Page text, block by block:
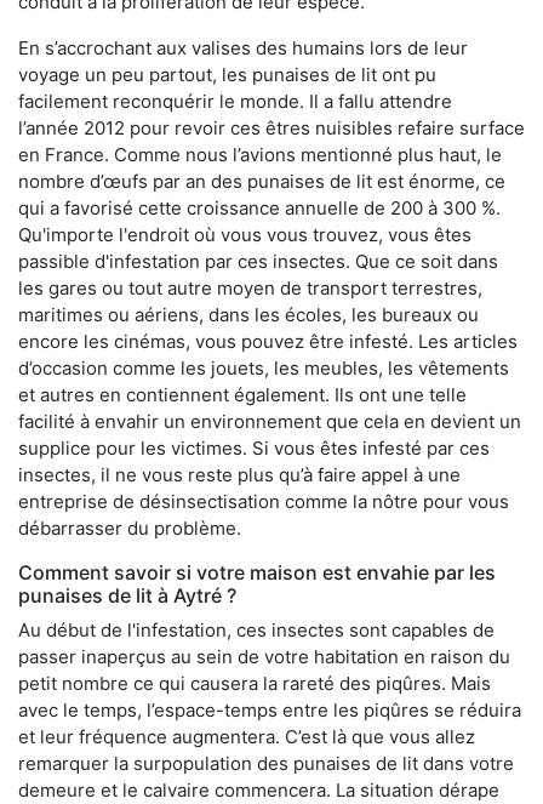
En s’accrochant aux valises des humains lors de leur
voyage un peu partout, les punaises de lit ont pu
facilement reconquérir le monde. Il a fallu attendre
l’année 2012 pour revoir ces êtres nuisibles refaire surface
en France. Comme nous l’avions mentionné plus haut, le
nombre d’œufs par an des punaises de lit est énorme, ce
qui a favorisé cette croissance annuelle de 200 à 300 %.
Qu'importe l'endroit où vous vous trouvez, vous êtes
passible d'infestation par ces insectes. Que ce soit dans
les gares ou tout autre moyen de transport terrestres,
maritimes ou aériens, dans les écoles, les bureaux ou
encore les cinémas, vous pouvez être infesté. Les articles
d’occasion comme les jouets, les meubles, les vêtements
et autres en contiennent également. Ils ont une telle
facilité à envahir un environnement que cela en devient un
supplice pour les victimes. Si vous êtes infesté par ces
insectes, il ne vous reste plus qu’à faire appel à une
entreprise de désinsectisation comme la nôtre pour vous
débarrasser du problème.
Comment savoir si votre maison est envahie par les
punaises de lit à Aytré ?
Au début de l'infestation, ces insectes sont capables de
passer inaperçus au sein de votre habitation en raison du
petit nombre ce qui causera la rareté des piqûres. Mais
avec le temps, l’espace-temps entre les piqûres se réduira
et leur fréquence augmentera. C’est là que vous allez
remarquer la surpopulation des punaises de lit dans votre
demeure et le calvaire commencera. La situation dérape